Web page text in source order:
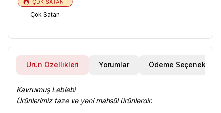
Çok Satan
Ürün Özellikleri Yorumlar Ödeme Seçenekleri
Kavrulmuş Leblebi
Ürünlerimiz taze ve yeni mahsül ürünlerdir.